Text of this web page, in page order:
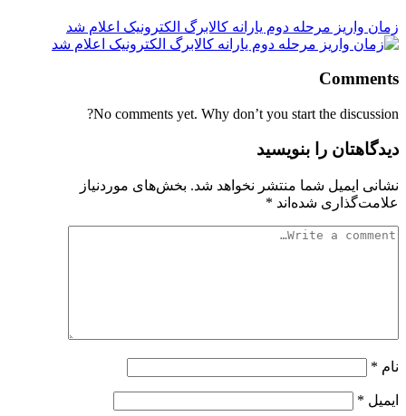
زمان واریز مرحله دوم یارانه کالابرگ الکترونیک اعلام شد
Comments
No comments yet. Why don’t you start the discussion?
دیدگاهتان را بنویسید
نشانی ایمیل شما منتشر نخواهد شد. بخش‌های موردنیاز
علامت‌گذاری شده‌اند *
نام *
ایمیل *